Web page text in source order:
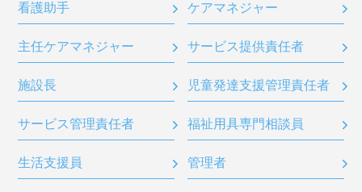
看護助手 ケアマネジャー
主任ケアマネジャー サービス提供責任者
施設長 児童発達支援管理責任者
サービス管理責任者 福祉用具専門相談員
生活支援員 管理者